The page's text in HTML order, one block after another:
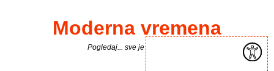
Moderna vremena
Pogledaj... sve je puno knjiga.